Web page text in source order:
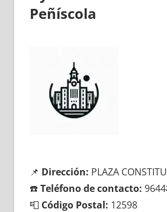
Peñíscola
📌 Dirección: PLAZA
☎️Teléfono dе contacto:
📮 Código Postal: 12598